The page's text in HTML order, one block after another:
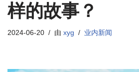
样的故事？
2024-06-20 由 xyg 业内新闻